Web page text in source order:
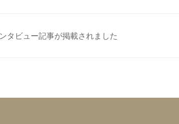
タビュー記事が掲載されました